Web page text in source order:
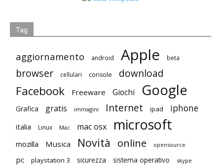
Tag
aggiornamento android Apple beta
browser cellulari console download
Facebook Freeware Giochi Google
Grafica gratis immagini Internet ipad iphone
italia Linux Mac mac osx microsoft
mozilla Musica Novità online opensource
pc playstation 3 sicurezza sistema operativo skype